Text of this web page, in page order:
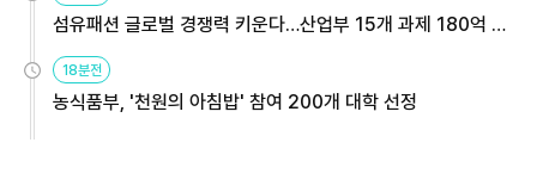
섬유패션 글로벌 경쟁력 키운다…산업부 15개 과제 180억 지
원
18분전
농식품부, '천원의 아침밥' 참여 200개 대학 선정